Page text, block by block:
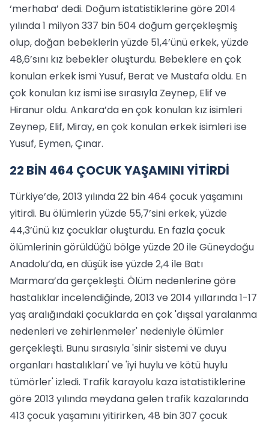
‘merhaba’ dedi. Doğum istatistiklerine göre 2014
yılında 1 milyon 337 bin 504 doğum gerçekleşmiş
olup, doğan bebeklerin yüzde 51,4’ünü erkek, yüzde
48,6’sını kız bebekler oluşturdu. Bebeklere en çok
konulan erkek ismi Yusuf, Berat ve Mustafa oldu. En
çok konulan kız ismi ise sırasıyla Zeynep, Elif ve
Hiranur oldu. Ankara’da en çok konulan kız isimleri
Zeynep, Elif, Miray, en çok konulan erkek isimleri ise
Yusuf, Eymen, Çınar.
22 BİN 464 ÇOCUK YAŞAMINI YİTİRDİ
Türkiye’de, 2013 yılında 22 bin 464 çocuk yaşamını
yitirdi. Bu ölümlerin yüzde 55,7’sini erkek, yüzde
44,3’ünü kız çocuklar oluşturdu. En fazla çocuk
ölümlerinin görüldüğü bölge yüzde 20 ile Güneydoğu
Anadolu’da, en düşük ise yüzde 2,4 ile Batı
Marmara’da gerçekleşti. Ölüm nedenlerine göre
hastalıklar incelendiğinde, 2013 ve 2014 yıllarında 1-17
yaş aralığındaki çocuklarda en çok 'dışsal yaralanma
nedenleri ve zehirlenmeler' nedeniyle ölümler
gerçekleşti. Bunu sırasıyla 'sinir sistemi ve duyu
organları hastalıkları' ve 'iyi huylu ve kötü huylu
tümörler' izledi. Trafik karayolu kaza istatistiklerine
göre 2013 yılında meydana gelen trafik kazalarında
413 çocuk yaşamını yitirirken, 48 bin 307 çocuk